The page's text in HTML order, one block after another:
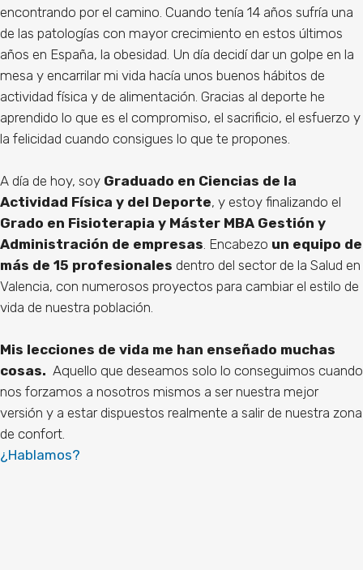
encontrando por el camino. Cuando tenía 14 años sufría una
de las patologías con mayor crecimiento en estos últimos
años en España, la obesidad. Un día decidí dar un golpe en la
mesa y encarrilar mi vida hacía unos buenos hábitos de
actividad física y de alimentación. Gracias al deporte he
aprendido lo que es el compromiso, el sacrificio, el esfuerzo y
la felicidad cuando consigues lo que te propones.
A día de hoy, soy Graduado en Ciencias de la
Actividad Física y del Deporte, y estoy finalizando el
Grado en Fisioterapia y Máster MBA Gestión y
Administración de empresas. Encabezo un equipo de
más de 15 profesionales dentro del sector de la Salud en
Valencia, con numerosos proyectos para cambiar el estilo de
vida de nuestra población.
Mis lecciones de vida me han enseñado muchas
cosas. Aquello que deseamos solo lo conseguimos cuando
nos forzamos a nosotros mismos a ser nuestra mejor
versión y a estar dispuestos realmente a salir de nuestra zona
de confort.
¿Hablamos?